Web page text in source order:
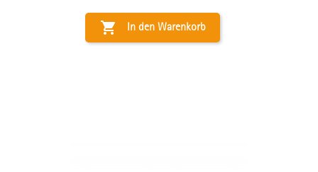
 In den Warenkorb